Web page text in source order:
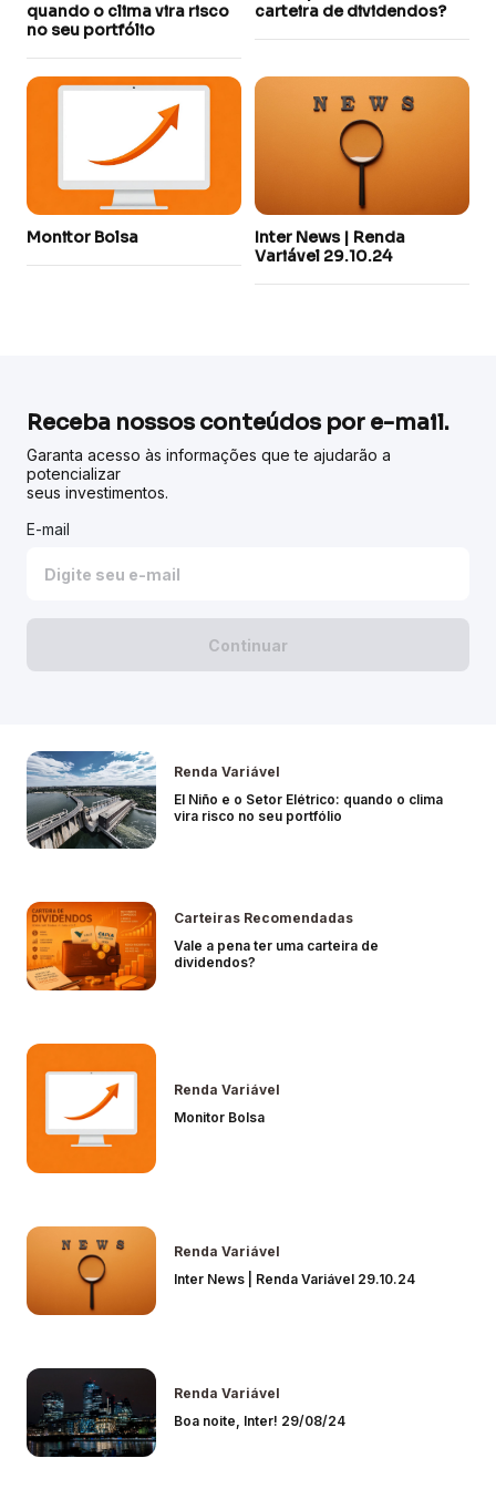
quando o clima vira risco
no seu portfólio
carteira de dividendos?
Monitor Bolsa
Inter News | Renda
Variável 29.10.24
Receba nossos conteúdos por e-mail.
Garanta acesso às informações que te ajudarão a
potencializar
seus investimentos.
E-mail
Continuar
Renda Variável
El Niño e o Setor Elétrico: quando o clima
vira risco no seu portfólio
Carteiras Recomendadas
Vale a pena ter uma carteira de
dividendos?
Renda Variável
Monitor Bolsa
Renda Variável
Inter News | Renda Variável 29.10.24
Renda Variável
Boa noite, Inter! 29/08/24